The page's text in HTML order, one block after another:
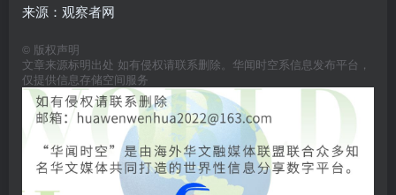
来源：观察者网
© 版权声明
文章来源标明出处 如有侵权请联系删除。华闻时空系信息发布平台，
仅提供信息存储空间服务